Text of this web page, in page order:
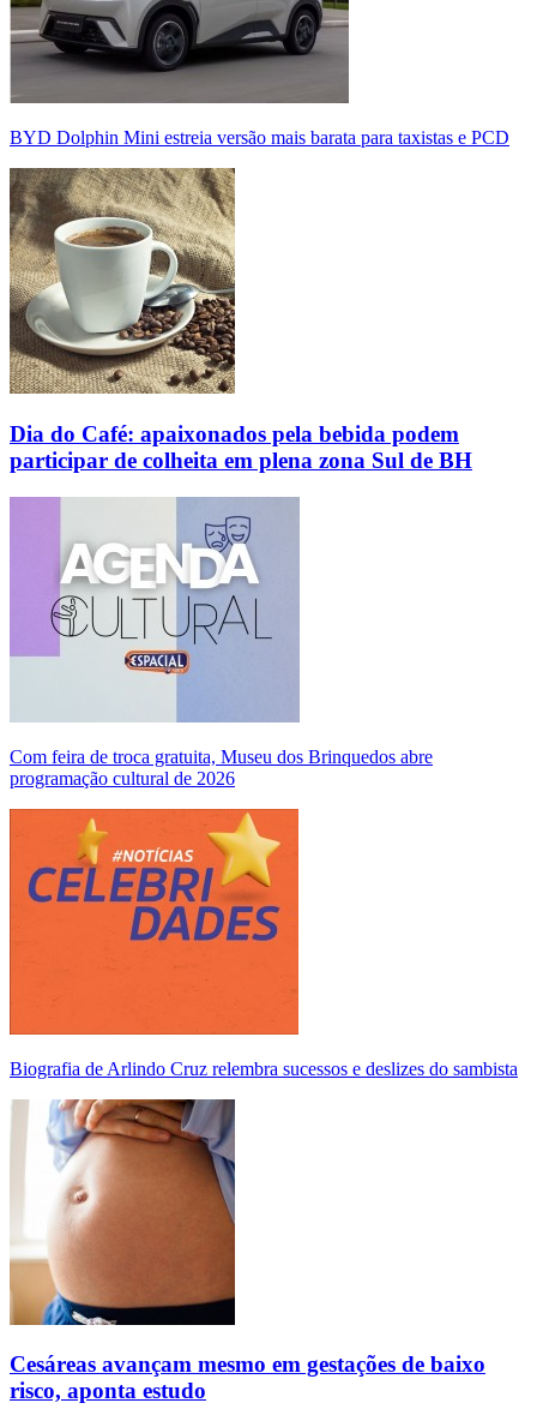
BYD Dolphin Mini estreia versão mais barata para taxistas e PCD
Dia do Café: apaixonados pela bebida podem
participar de colheita em plena zona Sul de BH
Com feira de troca gratuita, Museu dos Brinquedos abre
programação cultural de 2026
Biografia de Arlindo Cruz relembra sucessos e deslizes do sambista
Cesáreas avançam mesmo em gestações de baixo
risco, aponta estudo